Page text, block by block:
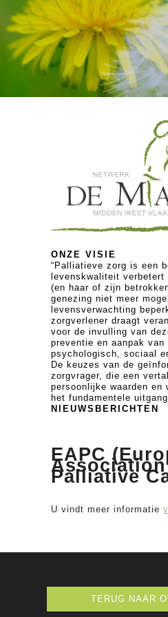
ONZE VISIE
“Palliatieve zorg is een
levenskwaliteit verbetert
(en haar of zijn
genezing niet meer
levensverwachting
zorgverlener draagt
voor de invulling van
preventie en aanpak van
psychologisch, sociaal
De keuzes van de
zorgvrager, die een
persoonlijke waarden en
het fundamentele
NIEUWSBERICHTEN
EAPC
Palliative
U vindt meer informatie
TERUG NAAR